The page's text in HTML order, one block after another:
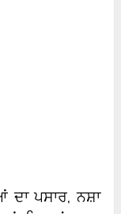
ਦਾ ਪਸਾਰ, ਨਸ਼ਾ